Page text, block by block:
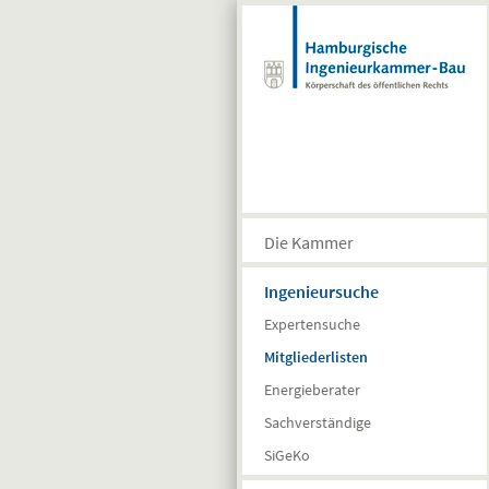
Die Kammer
Ingenieursuche
Expertensuche
Mitgliederlisten
Energieberater
Sachverständige
SiGeKo